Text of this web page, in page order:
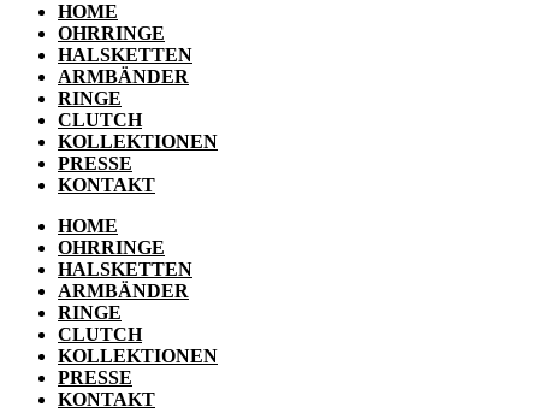
HOME
OHRRINGE
HALSKETTEN
ARMBÄNDER
RINGE
CLUTCH
KOLLEKTIONEN
PRESSE
KONTAKT
HOME
OHRRINGE
HALSKETTEN
ARMBÄNDER
RINGE
CLUTCH
KOLLEKTIONEN
PRESSE
KONTAKT